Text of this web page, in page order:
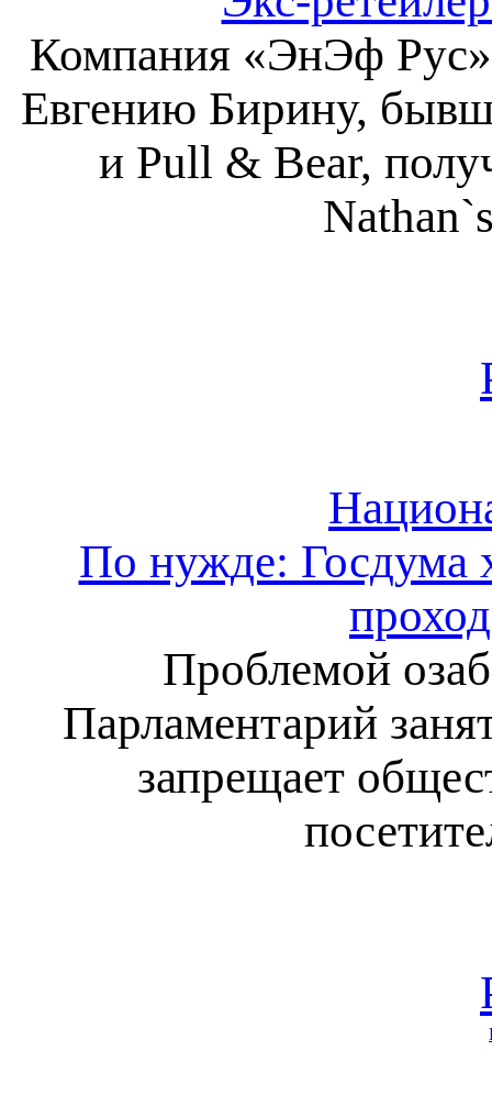
Компания «ЭнЭф
Евгению Бирину,
и Pull & Bear,
По нужде: Госдума
Проблемой
Парламентарий
запрещает